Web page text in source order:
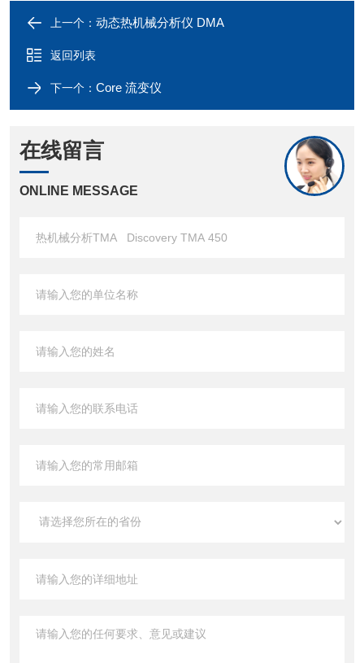
上一个： 动态热机械分析仪 DMA
返回列表
下一个： Core 流变仪
在线留言
ONLINE MESSAGE